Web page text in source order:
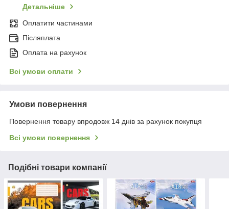
Детальніше
Оплатити частинами
Післяплата
Оплата на рахунок
Всі умови оплати
Умови повернення
Повернення товару впродовж 14 днів за рахунок покупця
Всі умови повернення
Подібні товари компанії